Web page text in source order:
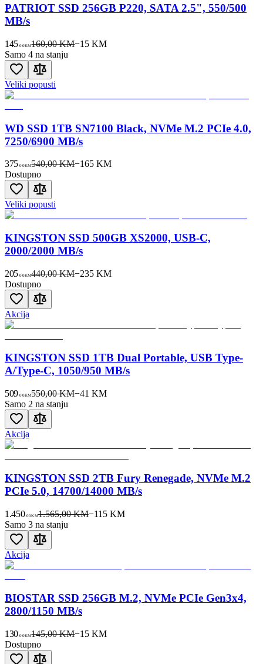
PATRIOT SSD 256GB P220, SATA 2.5", 550/500
MB/s
145 00KM160,00 KM−15 KM
Samo 4 na stanju
Veliki popusti
WD SSD 1TB SN7100 Black, NVMe M.2 PCIe 4.0,
7250/6900 MB/s
375 00KM540,00 KM−165 KM
Dostupno
Veliki popusti
KINGSTON SSD 500GB XS2000, USB-C,
2000/2000 MB/s
205 00KM440,00 KM−235 KM
Dostupno
Akcija
KINGSTON SSD 1TB Dual Portable, USB Type-
A/Type-C, 1050/950 MB/s
509 00KM550,00 KM−41 KM
Samo 2 na stanju
Akcija
KINGSTON SSD 2TB Fury Renegade, NVMe M.2
PCIe 5.0, 14700/14000 MB/s
1.450 00KM1.565,00 KM−115KM
Samo 3 na stanju
Akcija
BIOSTAR SSD 256GB M.2, NVMe PCIe Gen3x4,
2800/1150 MB/s
130 00KM145,00 KM−15 KM
Dostupno